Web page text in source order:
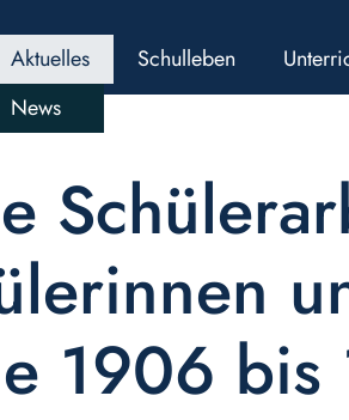
Aktuelles
News
Schulleben
1906